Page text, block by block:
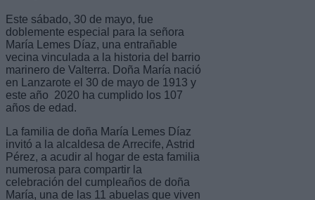
Este sábado, 30 de mayo, fue
doblemente especial para la señora
María Lemes Díaz, una entrañable
vecina vinculada a la historia del barrio
marinero de Valterra. Doña María nació
en Lanzarote el 30 de mayo de 1913 y
este año 2020 ha cumplido los 107
años de edad.
La familia de doña María Lemes Díaz
invitó a la alcaldesa de Arrecife, Astrid
Pérez, a acudir al hogar de esta familia
numerosa para compartir la
celebración del cumpleaños de doña
María, una de las 11 abuelas que viven